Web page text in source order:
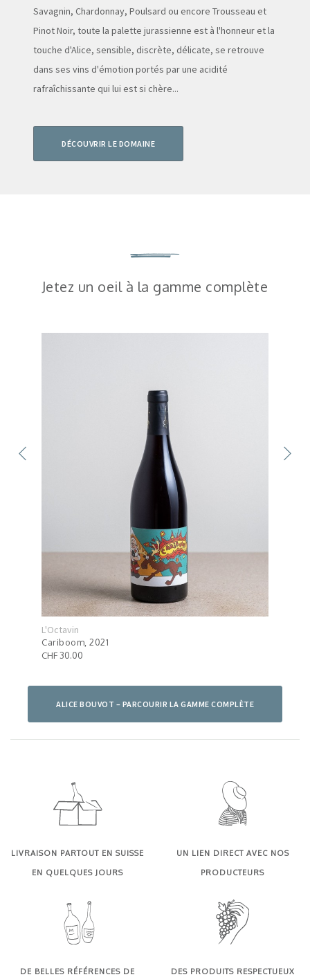
Savagnin, Chardonnay, Poulsard ou encore Trousseau et
Pinot Noir, toute la palette jurassienne est à l'honneur et la
touche d'Alice, sensible, discrète, délicate, se retrouve
dans ses vins d'émotion portés par une acidité
rafraîchissante qui lui est si chère...
DÉCOUVRIR LE DOMAINE
Jetez un oeil à la gamme complète
L'Octavin
Cariboom, 2021
CHF 30.00
ALICE BOUVOT – PARCOURIR LA GAMME COMPLÈTE
LIVRAISON PARTOUT EN SUISSE
EN QUELQUES JOURS
UN LIEN DIRECT AVEC NOS
PRODUCTEURS
DE BELLES RÉFÉRENCES DE
DES PRODUITS RESPECTUEUX